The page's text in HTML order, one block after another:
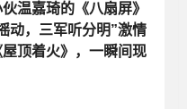
温嘉琦的《八扇屏》
动，三军听分明”激情
顶着火》，一瞬间现